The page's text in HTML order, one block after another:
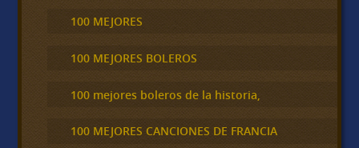
100 MEJORES
100 MEJORES BOLEROS
100 mejores boleros de la historia,
100 MEJORES CANCIONES DE FRANCIA